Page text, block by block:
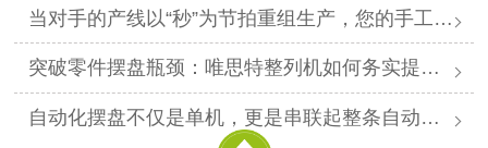
当对手的产线以“秒”为节拍重组生产，您的手工摆盘环节是否已成为供应链响应赛跑中的“绊马索”？
突破零件摆盘瓶颈：唯思特整列机如何务实提升产线效能
自动化摆盘不仅是单机，更是串联起整条自动化产线的“高效关节”。